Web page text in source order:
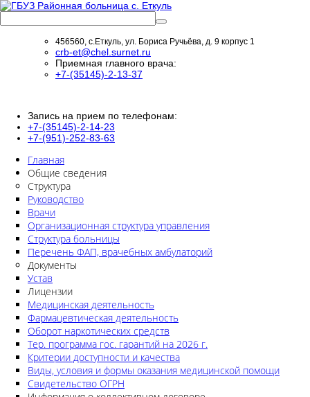
456560, с.Еткуль, ул. Бориса Ручьёва, д. 9 корпус 1
crb-et@chel.surnet.ru
Приемная главного врача:
+7-(35145)-2-13-37
Запись на прием по телефонам:
+7-(35145)-2-14-23
+7-(951)-252-83-63
Главная
Общие сведения
Структура
Руководство
Врачи
Организационная структура управления
Структура больницы
Перечень ФАП, врачебных амбулаторий
Документы
Устав
Лицензии
Медицинская деятельность
Фармацевтическая деятельность
Оборот наркотических средств
Тер. программа гос. гарантий на 2026 г.
Критерии доступности и качества
Виды, условия и формы оказания медицинской помощи
Свидетельство ОГРН